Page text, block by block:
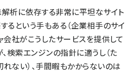
析に依存する非常に平坦なサイト
るという手もある（企業相手のサイ
会社がこうしたサービスを提供して
、検索エンジンの指針に適うし（た
ない）、手間暇もかからないのは